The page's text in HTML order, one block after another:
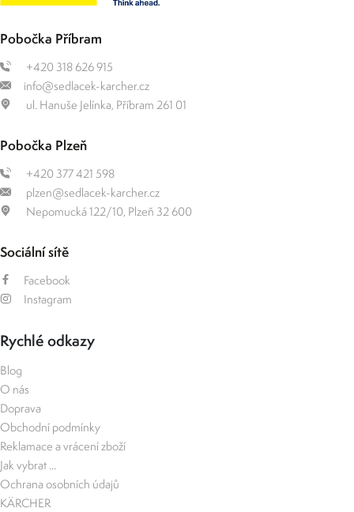
Pobočka Příbram
+420 318 626 915
info@sedlacek-karcher.cz
ul. Hanuše Jelínka, Příbram 261 01
Pobočka Plzeň
+420 377 421 598
plzen@sedlacek-karcher.cz
Nepomucká 122/10, Plzeň 32 600
Sociální sítě
Facebook
Instagram
Rychlé odkazy
Blog
O nás
Doprava
Obchodní podmínky
Reklamace a vrácení zboží
Jak vybrat ...
Ochrana osobních údajů
KÄRCHER